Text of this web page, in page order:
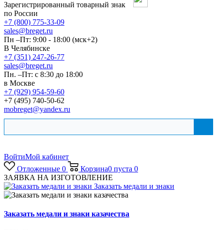
Зарегистрированный товарный знак
по России
+7 (800) 775-33-09
sales@breget.ru
Пн –Пт: 9:00 - 18:00 (мск+2)
В Челябинске
+7 (351) 247-26-77
sales@breget.ru
Пн. –Пт: с 8:30 до 18:00
в Москве
+7 (929) 954-59-60
+7 (495) 740-50-62
mobreget@yandex.ru
ВойтиМой кабинет
Отложенные 0 Корзина0 пуста 0
ЗАЯВКА НА ИЗГОТОВЛЕНИЕ
Заказать медали и знаки
Заказать медали и знаки казачества